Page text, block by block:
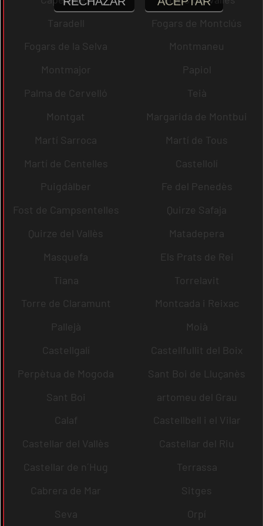
Taradell
Fogars de Montclús
Fogars de la Selva
Montmaneu
Montmajor
Papiol
Palma de Cervelló
Teià
Montgat
Margarida de Montbui
Martí Sarroca
Martí de Tous
Martí de Centelles
Castellolí
Puigdàlber
Fe del Penedès
Fost de Campsentelles
Quirze Safaja
Quirze del Vallès
Matadepera
Masquefa
Els Prats de Rei
Tiana
Torrelavit
Torre de Claramunt
Montcada i Reixac
Pallejà
Moià
Castellgalí
Castellfullit del Boix
Perpètua de Mogoda
Sant Boi de Lluçanès
Sant Boi
artomeu del Grau
Calaf
Castellbell i el Vilar
Castellar del Vallès
Castellar del Riu
Castellar de n´Hug
Terrassa
Cabrera de Mar
Sitges
Seva
Orpí